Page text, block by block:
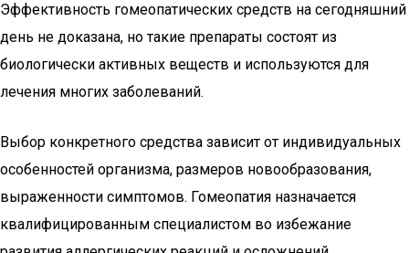
Эффективность гомеопатических средств на сегодняшний
день не доказана, но такие препараты состоят из
биологически активных веществ и используются для
лечения многих заболеваний.
Выбор конкретного средства зависит от индивидуальных
особенностей организма, размеров новообразования,
выраженности симптомов. Гомеопатия назначается
квалифицированным специалистом во избежание